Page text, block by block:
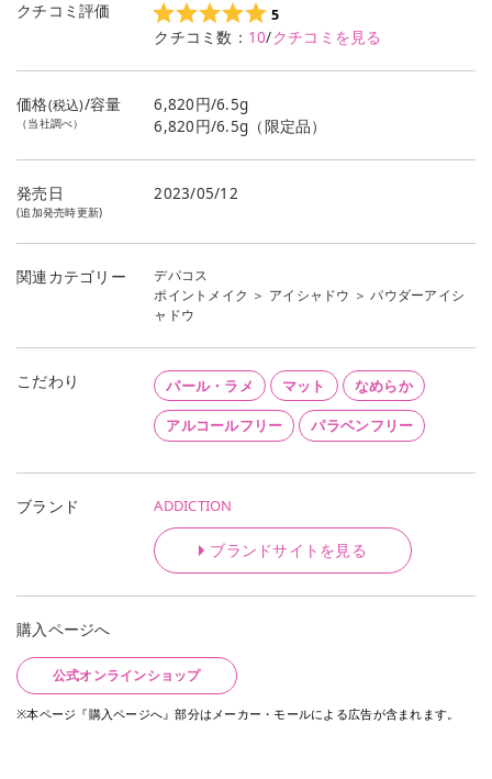
クチコミ評価 5
クチコミ数： 10/クチコミを見る
価格(税込)/容量
（当社調べ）
6,820円/6.5g
6,820円/6.5g（限定品）
発売日
(追加発売時更新)
2023/05/12
関連カテゴリー
デパコス
ポイントメイク ＞ アイシャドウ ＞パウダーアイシ
ャドウ
こだわり パール・ラメ マット なめらか
アルコールフリー パラベンフリー
ブランド ADDICTION
ブランドサイトを見る
購入ページへ
公式オンラインショップ
※本ページ『購入ページへ』部分はメーカー・モールによる広告が含まれます。